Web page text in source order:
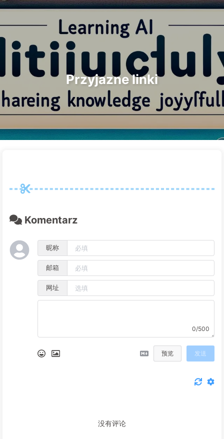
Szukaj Strona główna Archiwa Tagi
Kategorie Linki O nas 🇵🇱 Polski
Przyjazne linki
Komentarz
昵称
邮箱
网址
0/500
预览 发送
没有评论